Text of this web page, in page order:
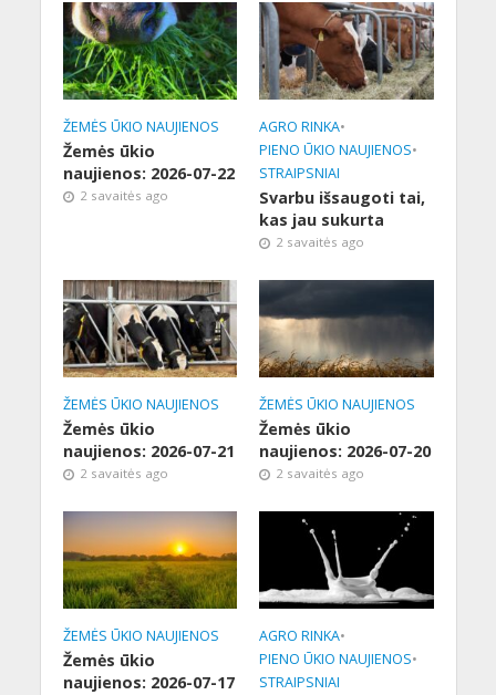
ŽEMĖS ŪKIO NAUJIENOS
Žemės ūkio
naujienos: 2026-07-22
2 savaitės ago
AGRO RINKA•
PIENO ŪKIO NAUJIENOS•
STRAIPSNIAI
Svarbu išsaugoti tai,
kas jau sukurta
2 savaitės ago
ŽEMĖS ŪKIO NAUJIENOS
Žemės ūkio
naujienos: 2026-07-21
2 savaitės ago
ŽEMĖS ŪKIO NAUJIENOS
Žemės ūkio
naujienos: 2026-07-20
2 savaitės ago
ŽEMĖS ŪKIO NAUJIENOS
Žemės ūkio
naujienos: 2026-07-17
AGRO RINKA•
PIENO ŪKIO NAUJIENOS•
STRAIPSNIAI